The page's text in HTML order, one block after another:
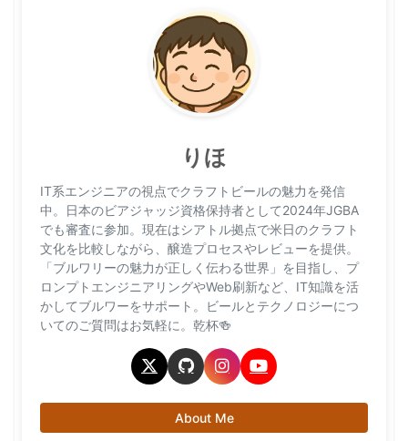
りほ
IT系エンジニアの視点でクラフトビールの魅力を発信
中。日本のビアジャッジ資格保持者として2024年JGBA
でも審査に参加。現在はシアトル拠点で米日のクラフト
文化を比較しながら、醸造プロセスやレビューを提供。
「ブルワリーの魅力が正しく伝わる世界」を目指し、プ
ロンプトエンジニアリングやWeb刷新など、IT知識を活
かしてブルワーをサポート。ビールとテクノロジーにつ
いてのご質問はお気軽に。乾杯🍻
About Me